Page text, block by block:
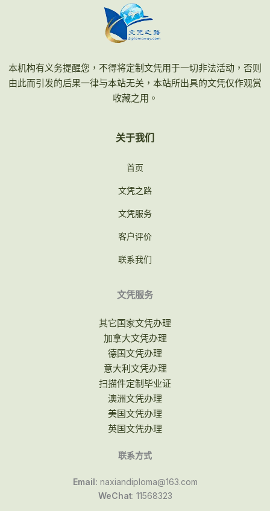
本机构有义务提醒您，不得将定制文凭用于一切非法活动，否则
由此而引发的后果一律与本站无关，本站所出具的文凭仅作观赏
收藏之用。
关于我们
首页
文凭之路
文凭服务
客户评价
联系我们
文凭服务
其它国家文凭办理
加拿大文凭办理
德国文凭办理
意大利文凭办理
扫描件定制毕业证
澳洲文凭办理
美国文凭办理
英国文凭办理
联系方式
Email: naxiandiploma@163.com
WeChat: 11568323